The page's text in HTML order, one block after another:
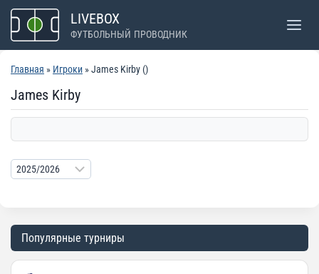
Перейти
содержимому
LIVEBOX
ФУТБОЛЬНЫЙ ПРОВОДНИК
Главная » Игроки » James Kirby ()
James Kirby
Популярные турниры